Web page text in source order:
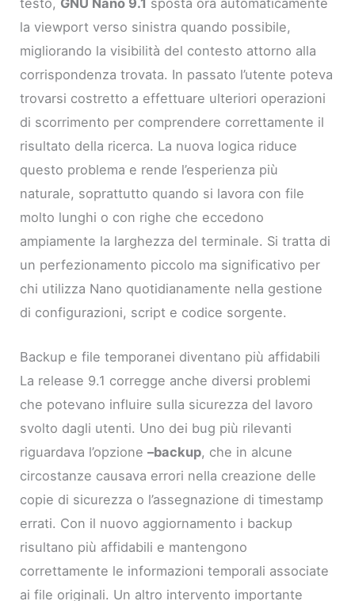
la viewport verso sinistra quando possibile,
migliorando la visibilità del contesto attorno alla
corrispondenza trovata. In passato l’utente poteva
trovarsi costretto a effettuare ulteriori operazioni
di scorrimento per comprendere correttamente il
risultato della ricerca. La nuova logica riduce
questo problema e rende l’esperienza più
naturale, soprattutto quando si lavora con file
molto lunghi o con righe che eccedono
ampiamente la larghezza del terminale. Si tratta di
un perfezionamento piccolo ma significativo per
chi utilizza Nano quotidianamente nella gestione
di configurazioni, script e codice sorgente.
Backup e file temporanei diventano più affidabili
La release 9.1 corregge anche diversi problemi
che potevano influire sulla sicurezza del lavoro
svolto dagli utenti. Uno dei bug più rilevanti
riguardava l’opzione–backup, che in alcune
circostanze causava errori nella creazione delle
copie di sicurezza o l’assegnazione di timestamp
errati. Con il nuovo aggiornamento i backup
risultano più affidabili e mantengono
correttamente le informazioni temporali associate
ai file originali. Un altro intervento importante